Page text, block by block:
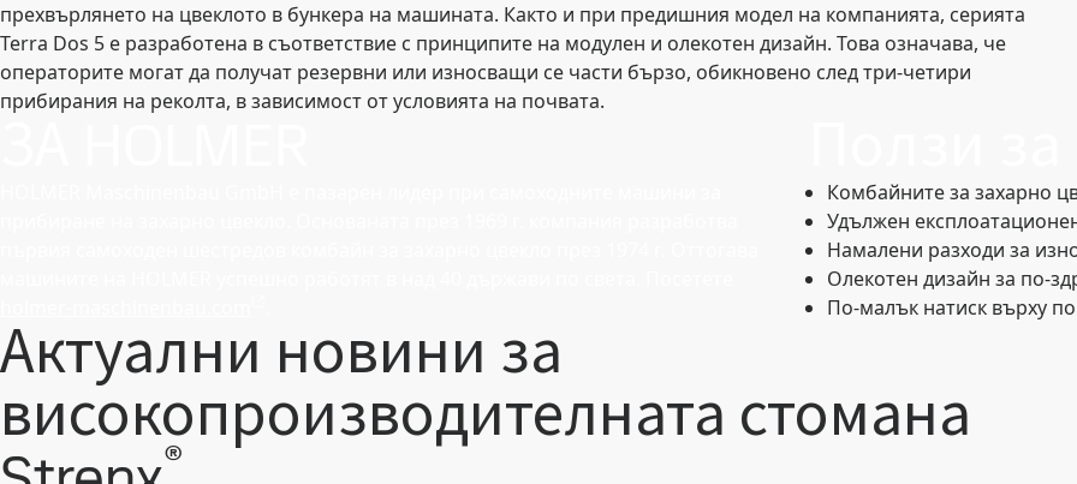
прехвърлянето на цвеклото в бункера на машината. Както и при предишния модел на компанията, серията
Terra Dos 5 е разработена в съответствие с принципите на модулен и олекотен дизайн. Това означава, че
операторите могат да получат резервни или износващи се части бързо, обикновено след три-четири
прибирания на реколта, в зависимост от условията на почвата.
Комбайните за захарно
Удължен
Намалени разходи за
Олекотен дизайн за по-
По-малък натиск върху
Актуални новини за
високопроизводителната стомана
®